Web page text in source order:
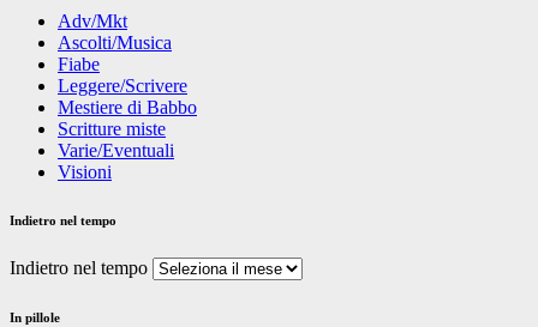
Adv/Mkt
Ascolti/Musica
Fiabe
Leggere/Scrivere
Mestiere di Babbo
Scritture miste
Varie/Eventuali
Visioni
Indietro nel tempo
Indietro nel tempo
In pillole